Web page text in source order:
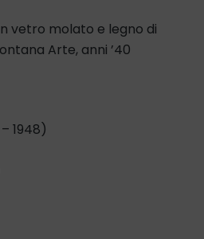
vetro molato e legno di
Arte, anni ’40
1948)